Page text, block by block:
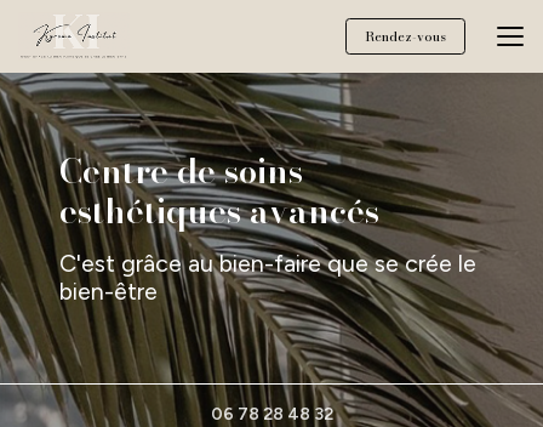
contenu
principal
Rendez-vous
Centre de soins
esthétiques avancés
C'est grâce au bien-faire que se crée le
bien-être
06 78 28 48 32